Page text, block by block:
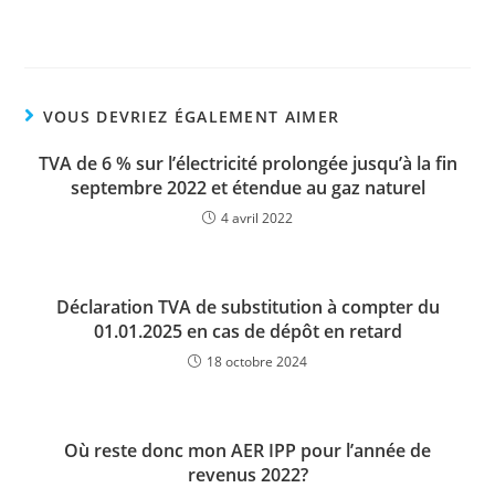
VOUS DEVRIEZ ÉGALEMENT AIMER
TVA de 6 % sur l’électricité prolongée jusqu’à la fin
septembre 2022 et étendue au gaz naturel
4 avril 2022
Déclaration TVA de substitution à compter du
01.01.2025 en cas de dépôt en retard
18 octobre 2024
Où reste donc mon AER IPP pour l’année de
revenus 2022?